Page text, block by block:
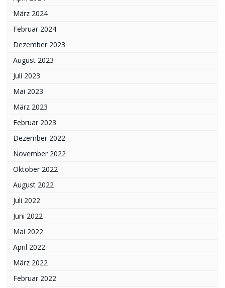
März 2024
Februar 2024
Dezember 2023
August 2023
Juli 2023
Mai 2023
März 2023
Februar 2023
Dezember 2022
November 2022
Oktober 2022
August 2022
Juli 2022
Juni 2022
Mai 2022
April 2022
März 2022
Februar 2022